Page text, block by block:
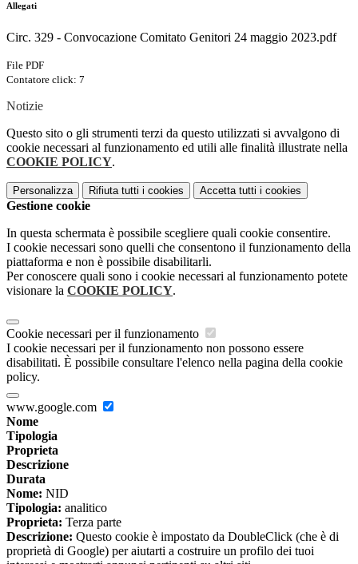
Allegati
Circ. 329 - Convocazione Comitato Genitori 24 maggio 2023.pdf
File PDF
Contatore click: 7
Notizie
Questo sito o gli strumenti terzi da questo utilizzati si avvalgono di
cookie necessari al funzionamento ed utili alle finalità illustrate nella
COOKIE POLICY.
Personalizza Rifiuta tutti i cookies Accetta tutti i cookies
Gestione cookie
In questa schermata è possibile scegliere quali cookie consentire.
I cookie necessari sono quelli che consentono il funzionamento della
piattaforma e non è possibile disabilitarli.
Per conoscere quali sono i cookie necessari al funzionamento potete
visionare la COOKIE POLICY.
Cookie necessari per il funzionamento
I cookie necessari per il funzionamento non possono essere
disabilitati. È possibile consultare l'elenco nella pagina della cookie
policy.
www.google.com
Nome
Tipologia
Proprieta
Descrizione
Durata
Nome: NID
Tipologia: analitico
Proprieta: Terza parte
Descrizione: Questo cookie è impostato da DoubleClick (che è di
proprietà di Google) per aiutarti a costruire un profilo dei tuoi